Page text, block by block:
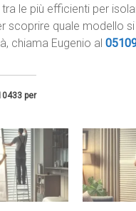
le più efficienti per
scoprire quale modello
chiama Eugenio al
per